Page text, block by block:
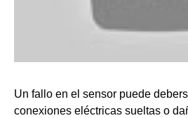
Un fallo en el sensor puede
conexiones eléctricas sueltas o